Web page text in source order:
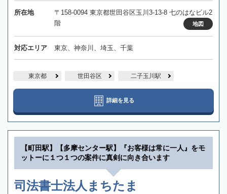
所在地
〒158-0094 東京都世田谷区玉川3-13-8 七のはなビル2
階
地図
対応エリア 東京、神奈川、埼玉、千葉
東京都 世田谷区 二子玉川駅
詳細を見る
【町田駅】【多摩センター駅】『お客様は常に一人』をモ
ットーに１つ１つの案件に真剣に向き合います
司法書士法人まちたま